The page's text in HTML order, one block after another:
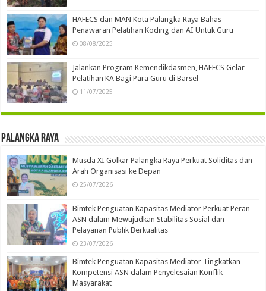
HAFECS dan MAN Kota Palangka Raya Bahas
Penawaran Pelatihan Koding dan AI Untuk Guru
08/08/2025
Jalankan Program Kemendikdasmen, HAFECS Gelar
Pelatihan KA Bagi Para Guru di Barsel
11/07/2025
Palangka Raya
Musda XI Golkar Palangka Raya Perkuat Soliditas dan
Arah Organisasi ke Depan
25/07/2026
Bimtek Penguatan Kapasitas Mediator Perkuat Peran
ASN dalam Mewujudkan Stabilitas Sosial dan
Pelayanan Publik Berkualitas
23/07/2026
Bimtek Penguatan Kapasitas Mediator Tingkatkan
Kompetensi ASN dalam Penyelesaian Konflik
Masyarakat